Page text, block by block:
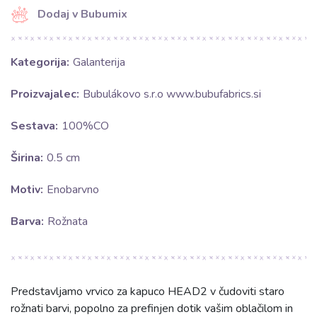
Dodaj v Bubumix
Kategorija: Galanterija
Proizvajalec: Bubulákovo s.r.o www.bubufabrics.si
Sestava: 100%CO
Širina: 0.5 cm
Motiv: Enobarvno
Barva: Rožnata
Predstavljamo vrvico za kapuco HEAD2 v čudoviti staro
rožnati barvi, popolno za prefinjen dotik vašim oblačilom in